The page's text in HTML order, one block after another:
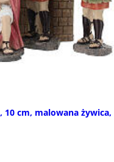
cm, malowana żywica,